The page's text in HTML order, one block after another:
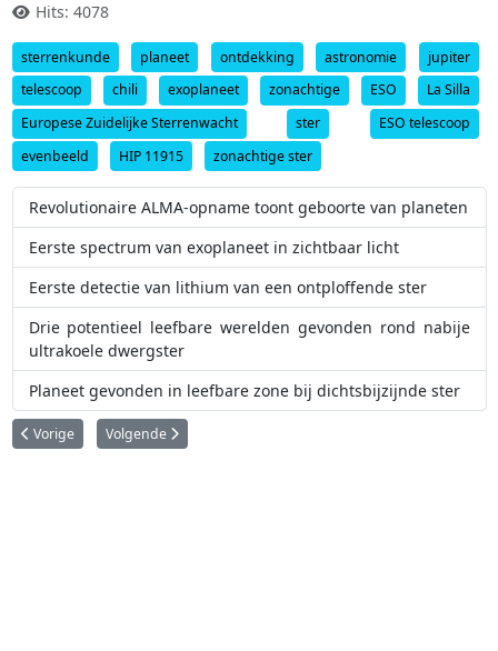
Hits: 4078
sterrenkunde planeet ontdekking astronomie
jupiter
telescoop
chili exoplaneet zonachtige ESO
La Silla
Europese Zuidelijke Sterrenwacht
ster
ESO telescoop
evenbeeld
HIP 11915 zonachtige ster
Revolutionaire ALMA-opname toont geboorte van planeten
Eerste spectrum van exoplaneet in zichtbaar licht
Eerste detectie van lithium van een ontploffende ster
Drie potentieel leefbare werelden gevonden rond nabije
ultrakoele dwergster
Planeet gevonden in leefbare zone bij dichtsbijzijnde ster
Vorig artikel: Eerste detectie van lithium van een ontploffende ster
Vorige Volgende artikel: Verstopt in het hart van een reus
Volgende